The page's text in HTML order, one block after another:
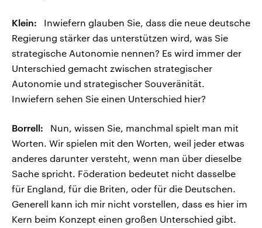
Klein: Inwiefern glauben Sie, dass die neue deutsche
Regierung stärker das unterstützen wird, was Sie
strategische Autonomie nennen? Es wird immer der
Unterschied gemacht zwischen strategischer
Autonomie und strategischer Souveränität.
Inwiefern sehen Sie einen Unterschied hier?
Borrell: Nun, wissen Sie, manchmal spielt man mit
Worten. Wir spielen mit den Worten, weil jeder etwas
anderes darunter versteht, wenn man über dieselbe
Sache spricht. Föderation bedeutet nicht dasselbe
für England, für die Briten, oder für die Deutschen.
Generell kann ich mir nicht vorstellen, dass es hier im
Kern beim Konzept einen großen Unterschied gibt.